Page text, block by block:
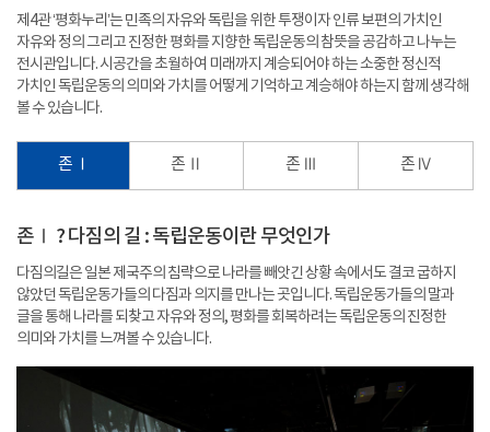
제4관 ‘평화누리’는 민족의 자유와 독립을 위한 투쟁이자 인류 보편의 가치인
자유와 정의 그리고 진정한 평화를 지향한 독립운동의 참뜻을 공감하고 나누는
전시관입니다. 시공간을 초월하여 미래까지 계승되어야 하는 소중한 정신적
가치인 독립운동의 의미와 가치를 어떻게 기억하고 계승해야 하는지 함께 생각해
볼 수 있습니다.
존 Ⅰ 존 Ⅱ 존 Ⅲ 존 Ⅳ
존Ⅰ ? 다짐의 길 : 독립운동이란 무엇인가
다짐의길은 일본 제국주의 침략으로 나라를 빼앗긴 상황 속에서도 결코 굽하지
않았던 독립운동가들의 다짐과 의지를 만나는 곳입니다. 독립운동가들의 말과
글을 통해 나라를 되찾고 자유와 정의, 평화를 회복하려는 독립운동의 진정한
의미와 가치를 느껴볼 수 있습니다.